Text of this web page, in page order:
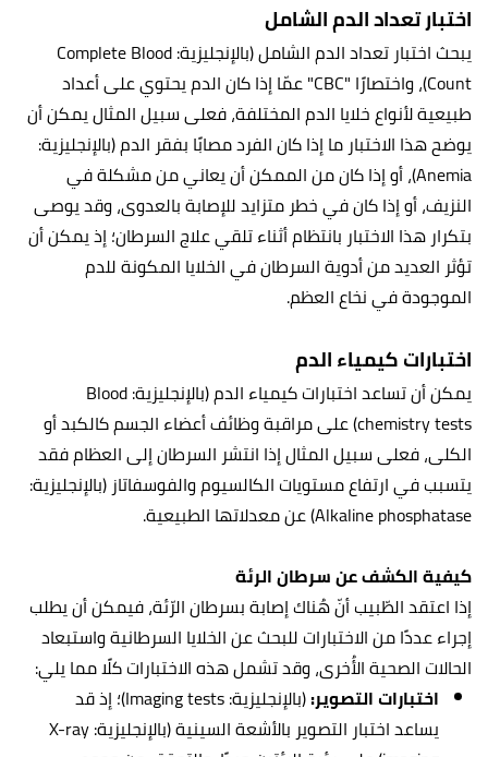
اختبار تعداد الدم الشامل
يبحث اختبار تعداد الدم الشامل (بالإنجليزية: Complete Blood
Count)، واختصارًا "CBC" عمّا إذا كان الدم يحتوي على أعداد
طبيعية لأنواع خلايا الدم المختلفة، فعلى سبيل المثال يمكن أن
يوضح هذا الاختبار ما إذا كان الفرد مصابًا بفقر الدم (بالإنجليزية:
Anemia)، أو إذا كان من الممكن أن يعاني من مشكلة في
النزيف، أو إذا كان في خطر متزايد للإصابة بالعدوى، وقد يوصى
بتكرار هذا الاختبار بانتظام أثناء تلقي علاج السرطان؛ إذ يمكن أن
تؤثر العديد من أدوية السرطان في الخلايا المكونة للدم
الموجودة في نخاع العظم.
اختبارات كيمياء الدم
يمكن أن تساعد اختبارات كيمياء الدم (بالإنجليزية: Blood
chemistry tests) على مراقبة وظائف أعضاء الجسم كالكبد أو
الكلى، فعلى سبيل المثال إذا انتشر السرطان إلى العظام فقد
يتسبب في ارتفاع مستويات الكالسيوم والفوسفاتاز (بالإنجليزية:
Alkaline phosphatase) عن معدلاتها الطبيعية.
كيفية الكشف عن سرطان الرئة
إذا اعتقد الطّبيب أنّ هُناك إصابة بسرطان الرّئة، فيمكن أن يطلب
إجراء عددًا من الاختبارات للبحث عن الخلايا السرطانية واستبعاد
الحالات الصحية الأُخرى، وقد تشمل هذه الاختبارات كلًا مما يلي:
اختبارات التصوير:
(بالإنجليزية: Imaging tests)؛ إذ قد
يساعد اختبار التصوير بالأشعة السينية (بالإنجليزية: X-ray